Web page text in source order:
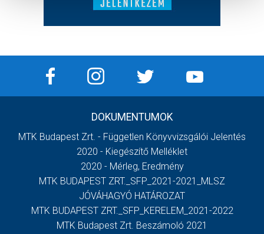
DOKUMENTUMOK
MTK Budapest Zrt. - Független Könyvvizsgálói Jelentés
2020 - Kiegészítő Melléklet
2020 - Mérleg, Eredmény
MTK BUDAPEST ZRT._SFP_2021-2021_MLSZ
JÓVÁHAGYÓ HATÁROZAT
MTK BUDAPEST ZRT._SFP_KERELEM_2021-2022
MTK Budapest Zrt. Beszámoló 2021